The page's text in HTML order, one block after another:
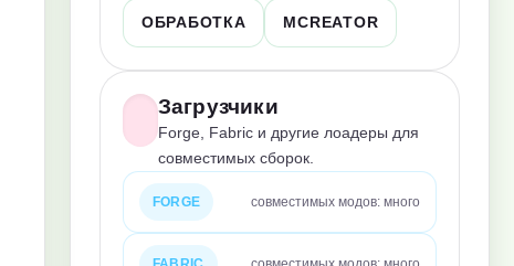
ОБРАБОТКА MCREATOR
Загрузчики
Forge, Fabric и другие лоадеры для
совместимых сборок.
FORGE совместимых модов: много